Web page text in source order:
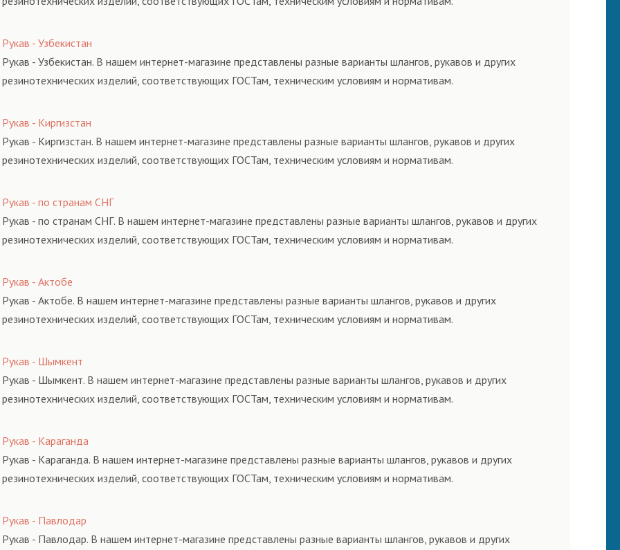
Рукав - Узбекистан
Рукав - Узбекистан. В нашем интернет-магазине представлены разные варианты шлангов, рукавов и других
резинотехнических изделий, соответствующих ГОСТам, техническим условиям и нормативам.
Рукав - Киргизстан
Рукав - Киргизстан. В нашем интернет-магазине представлены разные варианты шлангов, рукавов и других
резинотехнических изделий, соответствующих ГОСТам, техническим условиям и нормативам.
Рукав - по странам СНГ
Рукав - по странам СНГ. В нашем интернет-магазине представлены разные варианты шлангов, рукавов и других
резинотехнических изделий, соответствующих ГОСТам, техническим условиям и нормативам.
Рукав - Актобе
Рукав - Актобе. В нашем интернет-магазине представлены разные варианты шлангов, рукавов и других
резинотехнических изделий, соответствующих ГОСТам, техническим условиям и нормативам.
Рукав - Шымкент
Рукав - Шымкент. В нашем интернет-магазине представлены разные варианты шлангов, рукавов и других
резинотехнических изделий, соответствующих ГОСТам, техническим условиям и нормативам.
Рукав - Караганда
Рукав - Караганда. В нашем интернет-магазине представлены разные варианты шлангов, рукавов и других
резинотехнических изделий, соответствующих ГОСТам, техническим условиям и нормативам.
Рукав - Павлодар
Рукав - Павлодар. В нашем интернет-магазине представлены разные варианты шлангов, рукавов и других